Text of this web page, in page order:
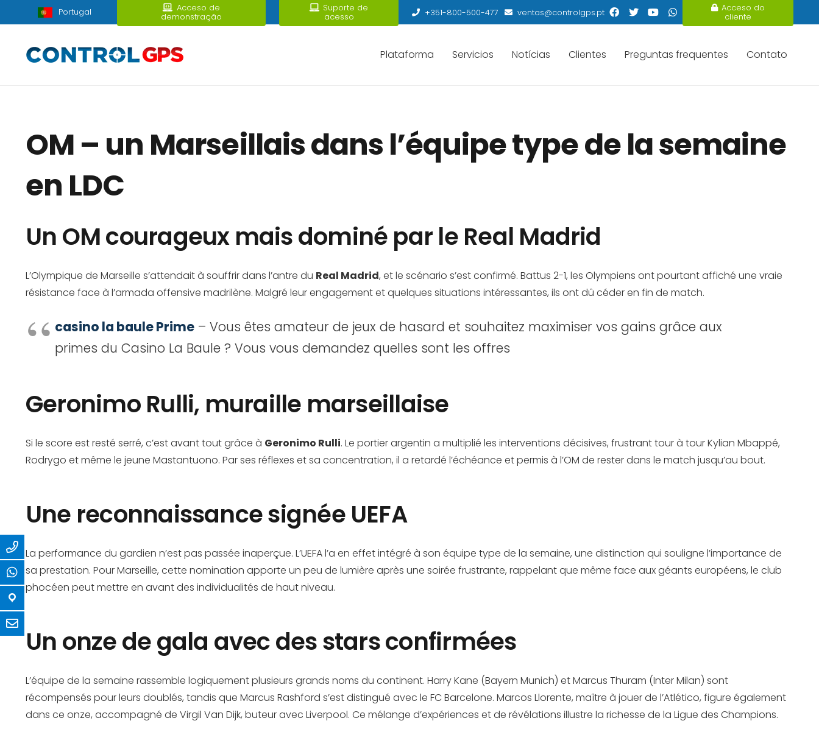
Portugal Acceso de
demonstração
Suporte de
acesso +351-800-500-477 ventas@controlgps.pt Acceso do
cliente
Plataforma Servicios Notícias Clientes Preguntas frequentes Contato
OM – un Marseillais dans l’équipe type de la semaine
en LDC
Un OM courageux mais dominé par le Real Madrid
L’Olympique de Marseille s’attendait à souffrir dans l’antre du Real Madrid, et le scénario s’est confirmé. Battus 2-1, les Olympiens ont pourtant affiché une vraie
résistance face à l’armada offensive madrilène. Malgré leur engagement et quelques situations intéressantes, ils ont dû céder en fin de match.
casino la baule Prime – Vous êtes amateur de jeux de hasard et souhaitez maximiser vos gains grâce aux
primes du Casino La Baule ? Vous vous demandez quelles sont les offres
Geronimo Rulli, muraille marseillaise
Si le score est resté serré, c’est avant tout grâce à Geronimo Rulli. Le portier argentin a multiplié les interventions décisives, frustrant tour à tour Kylian Mbappé,
Rodrygo et même le jeune Mastantuono. Par ses réflexes et sa concentration, il a retardé l’échéance et permis à l’OM de rester dans le match jusqu’au bout.
Une reconnaissance signée UEFA
La performance du gardien n’est pas passée inaperçue. L’UEFA l’a en effet intégré à son équipe type de la semaine, une distinction qui souligne l’importance de
sa prestation. Pour Marseille, cette nomination apporte un peu de lumière après une soirée frustrante, rappelant que même face aux géants européens, le club
phocéen peut mettre en avant des individualités de haut niveau.
Un onze de gala avec des stars confirmées
L’équipe de la semaine rassemble logiquement plusieurs grands noms du continent. Harry Kane (Bayern Munich) et Marcus Thuram (Inter Milan) sont
récompensés pour leurs doublés, tandis que Marcus Rashford s’est distingué avec le FC Barcelone. Marcos Llorente, maître à jouer de l’Atlético, figure également
dans ce onze, accompagné de Virgil Van Dijk, buteur avec Liverpool. Ce mélange d’expériences et de révélations illustre la richesse de la Ligue des Champions.